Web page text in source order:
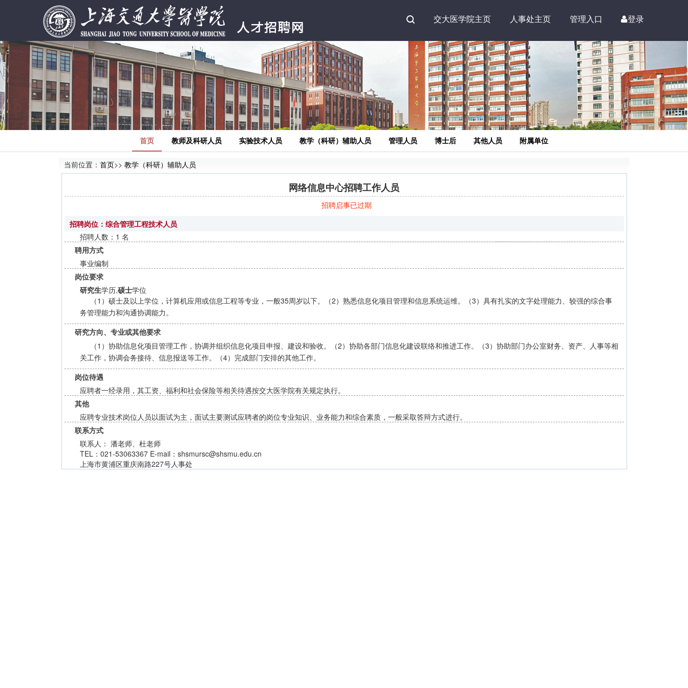
交大医学院主页 人事处主页 管理入口 登录
Search
首页 教师及科研人员 实验技术人员 教学（科研）辅助人员 管理人员 博士后 其他人员 附属单位
当前位置： 首页>> 教学（科研）辅助人员
网络信息中心招聘工作人员
招聘启事已过期
招聘岗位：综合管理工程技术人员
招聘人数：1 名
聘用方式
事业编制
岗位要求
研究生学历,硕士学位
（1）硕士及以上学位，计算机应用或信息工程等专业，一般35周岁以下。（2）熟悉信息化项目管理和信息系统运维。（3）具有扎实的文字处理能力、较强的综合事
务管理能力和沟通协调能力。
研究方向、专业或其他要求
（1）协助信息化项目管理工作，协调并组织信息化项目申报、建设和验收。（2）协助各部门信息化建设联络和推进工作。（3）协助部门办公室财务、资产、人事等相
关工作，协调会务接待、信息报送等工作。（4）完成部门安排的其他工作。
岗位待遇
应聘者一经录用，其工资、福利和社会保险等相关待遇按交大医学院有关规定执行。
其他
应聘专业技术岗位人员以面试为主，面试主要测试应聘者的岗位专业知识、业务能力和综合素质，一般采取答辩方式进行。
联系方式
联系人： 潘老师、杜老师
TEL：021-53063367 E-mail：shsmursc@shsmu.edu.cn
上海市黄浦区重庆南路227号人事处